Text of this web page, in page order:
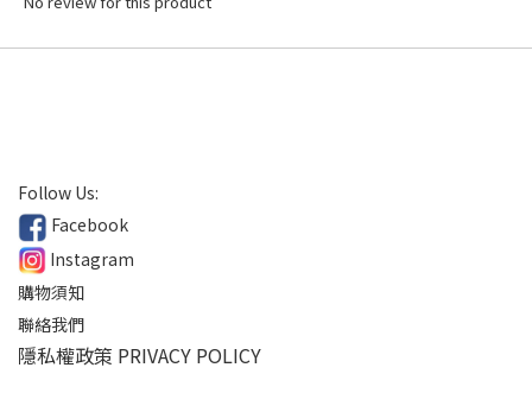
Follow Us:
Facebook
Instagram
購物須知
聯絡我們
隱私權政策 PRIVACY POLICY